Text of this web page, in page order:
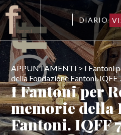
DIARIO
APPUNTAMENTI > I Fantoni
della Fondazione Fantoni. IQFF
I Fantoni per
memorie della
Fantoni. IQFF